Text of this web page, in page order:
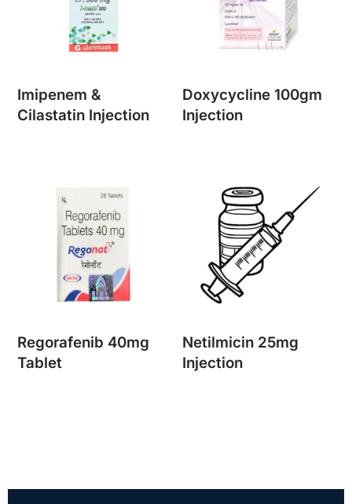
Imipenem &
Cilastatin Injection
Doxycycline 100gm
Injection
Regorafenib 40mg
Tablet
Netilmicin 25mg
Injection